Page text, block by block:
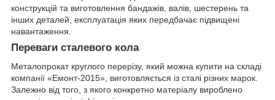
конструкцій та виготовлення бандажів, валів, шестерень та
інших деталей, експлуатація яких передбачає підвищені
навантаження.
Переваги сталевого кола
Металопрокат круглого перерізу, який можна купити на складі
компанії «Емонт-2015», виготовляється із сталі різних марок.
Залежно від того, з якого конкретно матеріалу вироблено